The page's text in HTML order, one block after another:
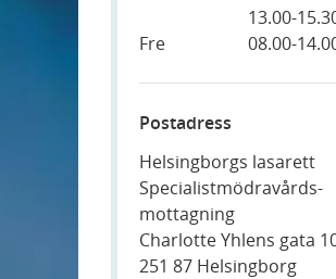
13.00-
Fre
08.00-
Postadress
Helsingborgs lasarett
Specialistmödravårds-
mottagning
Charlotte Yhlens gata
251 87 Helsingborg